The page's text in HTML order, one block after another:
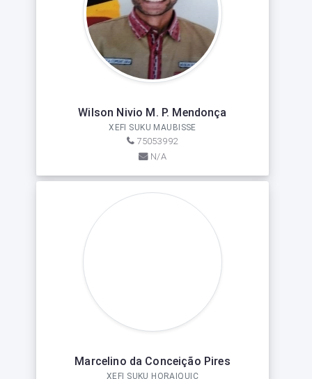
Wilson Nivio M. P. Mendonça
XEFI SUKU MAUBISSE
75053992
N/A
Marcelino da Conceição Pires
XEFI SUKU HORAIQUIC